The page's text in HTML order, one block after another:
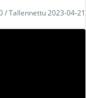
/ Tallennettu 2023-04-21